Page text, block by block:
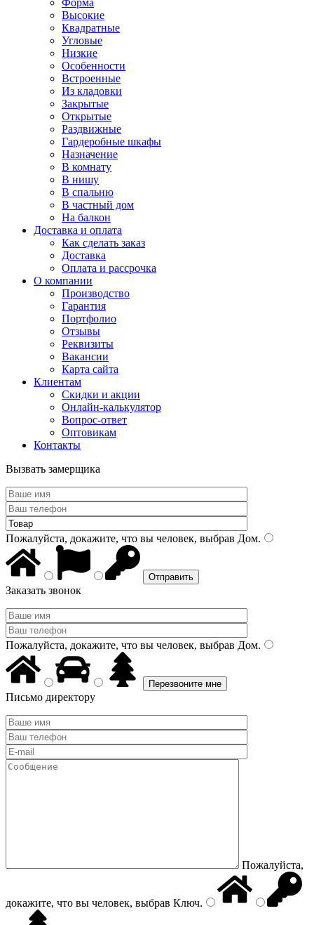
Форма
Высокие
Квадратные
Угловые
Низкие
Особенности
Встроенные
Из кладовки
Закрытые
Открытые
Раздвижные
Гардеробные шкафы
Назначение
В комнату
В нишу
В спальню
В частный дом
На балкон
Доставка и оплата
Как сделать заказ
Доставка
Оплата и рассрочка
О компании
Производство
Гарантия
Портфолио
Отзывы
Реквизиты
Вакансии
Карта сайта
Клиентам
Скидки и акции
Онлайн-калькулятор
Вопрос-ответ
Оптовикам
Контакты
Вызвать замерщика
Пожалуйста, докажите, что вы человек, выбрав Дом.
Заказать звонок
Пожалуйста, докажите, что вы человек, выбрав Дом.
Письмо директору
Пожалуйста,
докажите, что вы человек, выбрав Ключ.